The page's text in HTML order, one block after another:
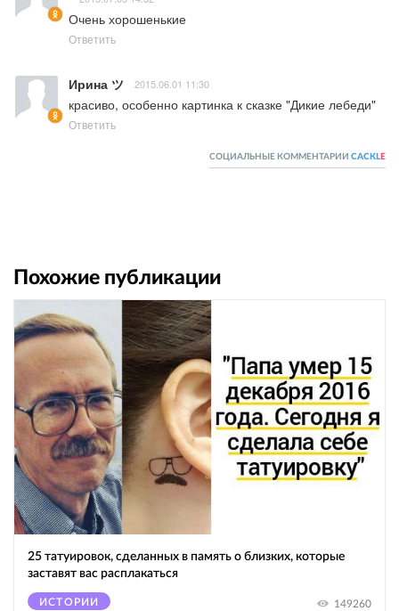
Очень хорошенькие
Ответить
Ирина ツ 2015.06.01 11:30
красиво, особенно картинка к сказке "Дикие лебеди"
Ответить
СОЦИАЛЬНЫЕ КОММЕНТАРИИ CACKL E
Похожие публикации
25 татуировок, сделанных в память о близких, которые
заставят вас расплакаться
ИСТОРИИ 149260